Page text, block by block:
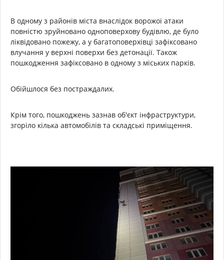
В одному з районів міста внаслідок ворожої атаки
повністю зруйновано одноповерхову будівлю, де було
ліквідовано пожежу, а у багатоповерхівці зафіксовано
влучання у верхні поверхи без детонації. Також
пошкодження зафіксовано в одному з міських парків.
Обійшлося без постраждалих.
Крім того, пошкоджень зазнав об'єкт інфраструктури,
згоріло кілька автомобілів та складські приміщення.